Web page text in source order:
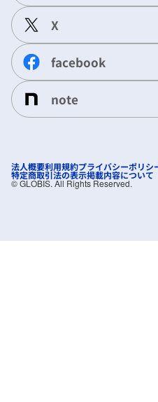
X
facebook
note
法人概要利用規約プライバシーポリシ
特定商取引法の表示掲載内容について
©︎ GLOBIS. All Rights Reserved.